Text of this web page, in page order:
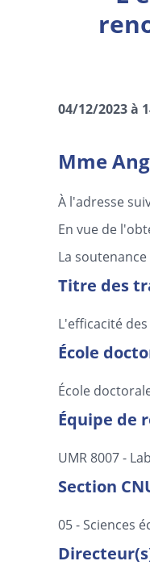
04/12/2023 à
Mme
À l'adresse
En vue de
La
Titre des
L'efficacité
École
École
Équipe de
UMR 8007 -
Section
05 - Sciences